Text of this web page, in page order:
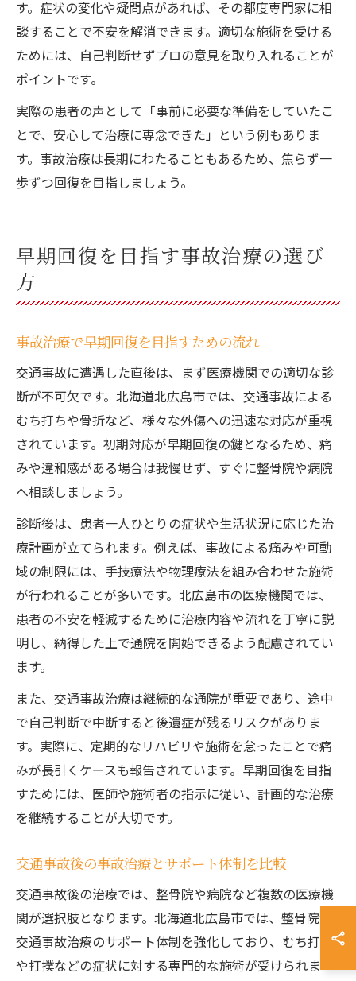
す。症状の変化や疑問点があれば、その都度専門家に相
談することで不安を解消できます。適切な施術を受ける
ためには、自己判断せずプロの意見を取り入れることが
ポイントです。
実際の患者の声として「事前に必要な準備をしていたこ
とで、安心して治療に専念できた」という例もありま
す。事故治療は長期にわたることもあるため、焦らず一
歩ずつ回復を目指しましょう。
早期回復を目指す事故治療の選び
方
事故治療で早期回復を目指すための流れ
交通事故に遭遇した直後は、まず医療機関での適切な診
断が不可欠です。北海道北広島市では、交通事故による
むち打ちや骨折など、様々な外傷への迅速な対応が重視
されています。初期対応が早期回復の鍵となるため、痛
みや違和感がある場合は我慢せず、すぐに整骨院や病院
へ相談しましょう。
診断後は、患者一人ひとりの症状や生活状況に応じた治
療計画が立てられます。例えば、事故による痛みや可動
域の制限には、手技療法や物理療法を組み合わせた施術
が行われることが多いです。北広島市の医療機関では、
患者の不安を軽減するために治療内容や流れを丁寧に説
明し、納得した上で通院を開始できるよう配慮されてい
ます。
また、交通事故治療は継続的な通院が重要であり、途中
で自己判断で中断すると後遺症が残るリスクがありま
す。実際に、定期的なリハビリや施術を怠ったことで痛
みが長引くケースも報告されています。早期回復を目指
すためには、医師や施術者の指示に従い、計画的な治療
を継続することが大切です。
交通事故後の事故治療とサポート体制を比較
交通事故後の治療では、整骨院や病院など複数の医療機
関が選択肢となります。北海道北広島市では、整骨院が
交通事故治療のサポート体制を強化しており、むち打ち
や打撲などの症状に対する専門的な施術が受けられま